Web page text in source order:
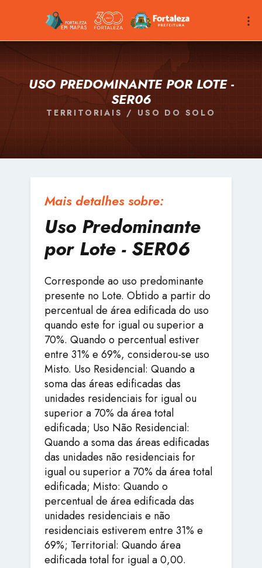
USO PREDOMINANTE POR LOTE -
SER06
TERRITORIAIS / USO DO SOLO
Mais detalhes sobre:
Uso Predominante
por Lote - SER06
Corresponde ao uso predominante
presente no Lote. Obtido a partir do
percentual de área edificada do uso
quando este for igual ou superior a
70%. Quando o percentual estiver
entre 31% e 69%, considerou-se uso
Misto. Uso Residencial: Quando a
soma das áreas edificadas das
unidades residenciais for igual ou
superior a 70% da área total
edificada; Uso Não Residencial:
Quando a soma das áreas edificadas
das unidades não residenciais for
igual ou superior a 70% da área total
edificada; Misto: Quando o
percentual de área edificada das
unidades residenciais e não
residenciais estiverem entre 31% e
69%; Territorial: Quando área
edificada total for igual a 0,00.